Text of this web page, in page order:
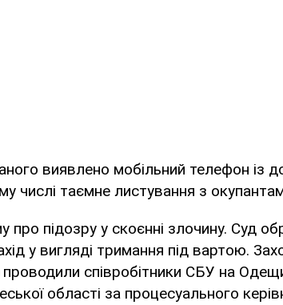
виявлено мобільний телефон із
числі таємне листування з
про підозру у скоєнні злочину. Суд
у вигляді тримання під вартою.
співробітники СБУ на
області за процесуального